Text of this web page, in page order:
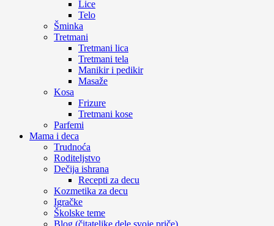
Lice
Telo
Šminka
Tretmani
Tretmani lica
Tretmani tela
Manikir i pedikir
Masaže
Kosa
Frizure
Tretmani kose
Parfemi
Mama i deca
Trudnoća
Roditeljstvo
Dečija ishrana
Recepti za decu
Kozmetika za decu
Igračke
Školske teme
Blog (čitateljke dele svoje priče)